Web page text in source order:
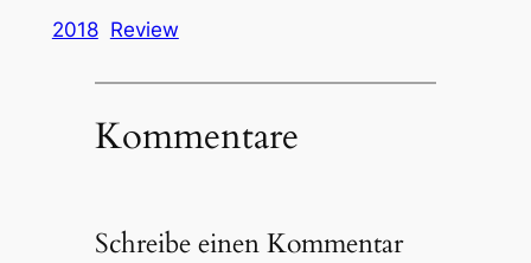
2018 Review
Kommentare
Schreibe einen Kommentar